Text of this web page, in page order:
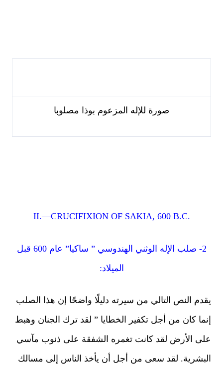
صورة للإله المزعوم بوذا مصلوبا
II.—CRUCIFIXION OF SAKIA, 600 B.C.
2- صلب الإله الوثني الهندوسي ” ساكيا” عام 600 قبل
الميلاد:
النص التالي من سيرته دليلًا واضحًا إن هذا الصلب
كان من أجل تكفير الخطايا ” لقد ترك الجنان وهبط
الأرض لقد كانت تغمره الشفقة على ذنوب مآسي
لقد سعى من أجل أن يأخذ الناس إلى مسالك